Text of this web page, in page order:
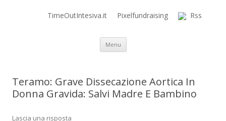
Time Out Intensiva Blog
il tempo e la memoria in terapia intensiva
TimeOutIntesiva.it Pixelfundraising Rss
Menu Vai al contenuto
Teramo: Grave Dissecazione Aortica In
Donna Gravida: Salvi Madre E Bambino
Lascia una risposta